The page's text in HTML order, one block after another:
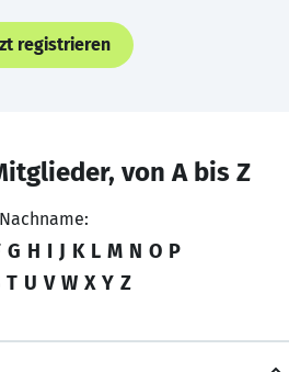
registrieren
von A bis Z
Nachname:
G H I J K L M N O P
T U V W X Y Z